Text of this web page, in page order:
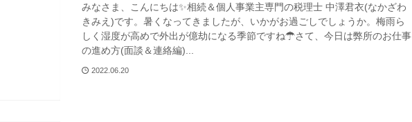
みなさま、こんにちは✨相続＆個人事業主専門の税理士 中澤君衣(なかざわ
きみえ)です。暑くなってきましたが、いかがお過ごしでしょうか。梅雨ら
しく湿度が高めで外出が億劫になる季節ですね☂さて、今日は弊所のお仕事
の進め方(面談＆連絡編)...
2022.06.20